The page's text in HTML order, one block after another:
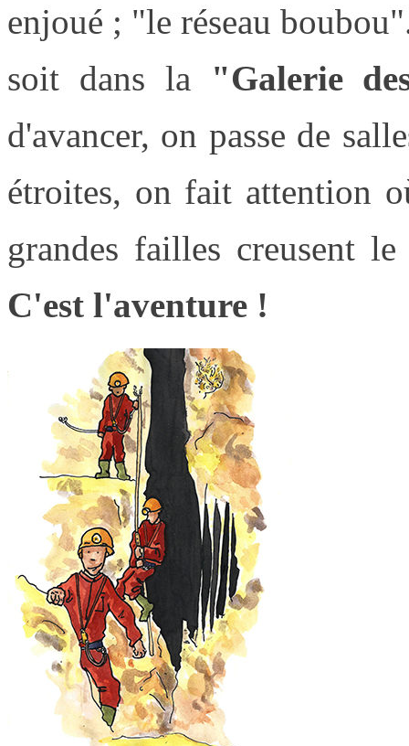
enjoué ; "le réseau
soit dans la "Galerie
d'avancer, on passe de
étroites, on fait attention
grandes failles creusent
C'est l'aventure !